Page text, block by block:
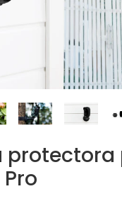
protectora